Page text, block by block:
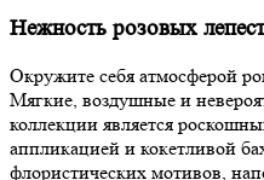
Нежность розовых
Окружите себя атмосферой
Мягкие, воздушные и
коллекции является
аппликацией и кокетливой
флористических мотивов,